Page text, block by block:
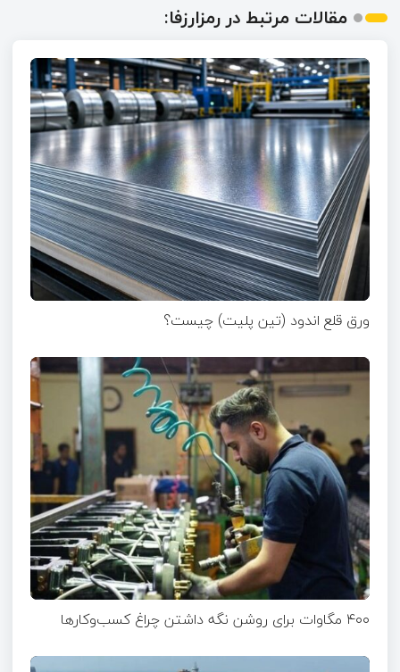
مقالات مرتبط در رمزارزفا:
ورق قلع اندود (تین پلیت) چیست؟
۴۰۰ مگاوات برای روشن نگه داشتن چراغ کسب‌وکار‌ها